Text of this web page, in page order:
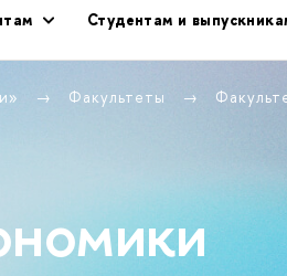
Студентам и
Факультеты